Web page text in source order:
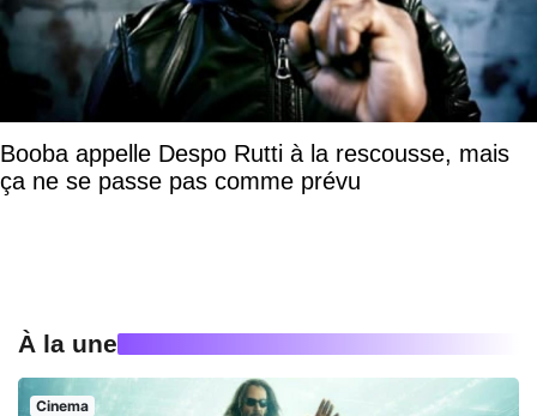
Booba appelle Despo Rutti à la rescousse, mais
ça ne se passe pas comme prévu
À la une
Cinema